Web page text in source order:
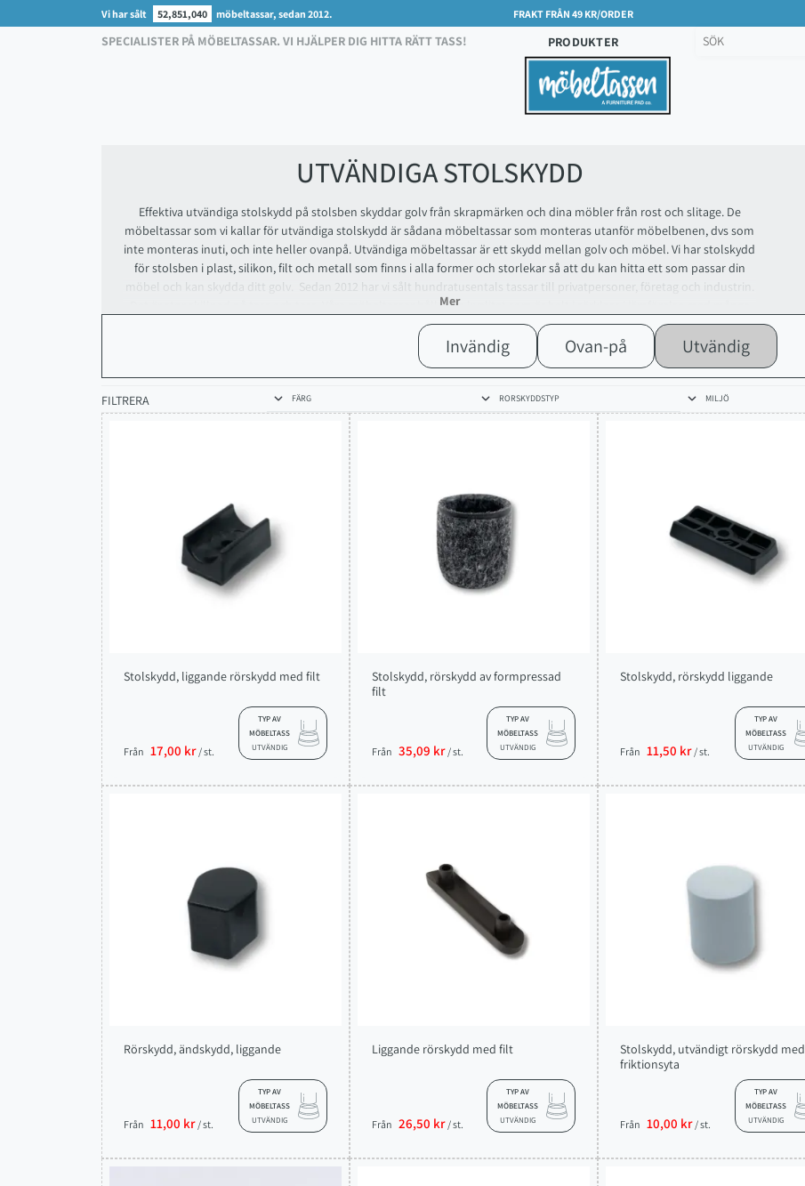
Vi har sålt 52,851,040 möbeltassar, sedan 2012. FRAKT FRÅN 49 KR/ORDER
SPECIALISTER PÅ MÖBELTASSAR. VI HJÄLPER DIG HITTA RÄTT TASS! PRODUKTER
UTVÄNDIGA STOLSKYDD
Effektiva utvändiga stolskydd på stolsben skyddar golv från skrapmärken och dina möbler från rost och slitage. De
möbeltassar som vi kallar för utvändiga stolskydd är sådana möbeltassar som monteras utanför möbelbenen, dvs som
inte monteras inuti, och inte heller ovanpå. Utvändiga möbeltassar är ett skydd mellan golv och möbel. Vi har stolskydd
för stolsben i plast, silikon, filt och metall som finns i alla former och storlekar så att du kan hitta ett som passar din
möbel och kan skydda ditt golv. Sedan 2012 har vi sålt hundratusentals tassar till privatpersoner, företag och industrin.
Det är stor skillnad på tass och tass. Våra möbeltassar håller en kvalitet som är helt i särklass i jämförelse med många
av de möbeltassar som finns hos de stora kedjorna. Dels beror kvalitets skillnaderna på en unik produktionsprocess. Vi
arbetar idag ihop med ett antal leverantörer i Sverige och i Europa. Tillsammans har vi lång erfarenhet och löpande tar
vi fram varianter av nya möbeltass-produkter. Vårt mål är att kunna erbjuda tassar för alla typer av behov, miljöer och
kunder. Vi välkomnar dig att prova och upptäcka Möbeltassen.se.
Mer
Invändig Ovan-på Utvändig
FILTRERA FÄRG RORSKYDDSTYP MILJÖ
Stolskydd, liggande rörskydd med filt
Från 17,00 kr / st.
TYP AV
MÖBELTASS
UTVÄNDIG
Stolskydd, rörskydd av formpressad
filt
Från 35,09 kr / st.
TYP AV
MÖBELTASS
UTVÄNDIG
Stolskydd, rörskydd liggande
Från 11,50 kr / st.
TYP AV
MÖBELTASS
UTVÄNDIG
Rörskydd, ändskydd, liggande
Från 11,00 kr / st.
TYP AV
MÖBELTASS
UTVÄNDIG
Liggande rörskydd med filt
Från 26,50 kr / st.
TYP AV
MÖBELTASS
UTVÄNDIG
Stolskydd, utvändigt rörskydd med
friktionsyta
Från 10,00 kr / st.
TYP AV
MÖBELTASS
UTVÄNDIG